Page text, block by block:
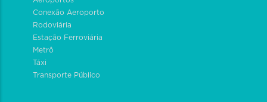
Conexão Aeroporto
Rodoviária
Estação Ferroviária
Metrô
Táxi
Transporte Público